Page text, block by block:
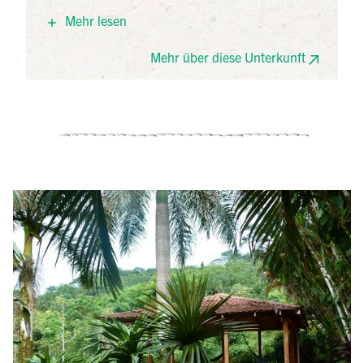
echtes Naturparadies, umgeben von tiefgrünem
Regenwald, Naturpfaden und kleinen
einladen. Mahlzeiten werden hier nach dem
Mehr lesen
Mehr über diese Unterkunft